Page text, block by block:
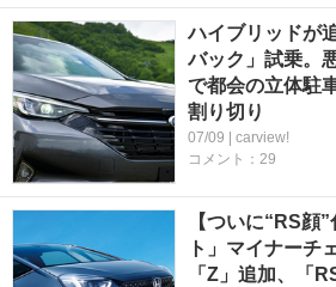
ハイブリッドが
バック」試乗。
で都会の立体駐
割り切り
07/09 | carview!
コメント：29
【ついに“RS顔
ト」マイナーチ
「Z」追加、「